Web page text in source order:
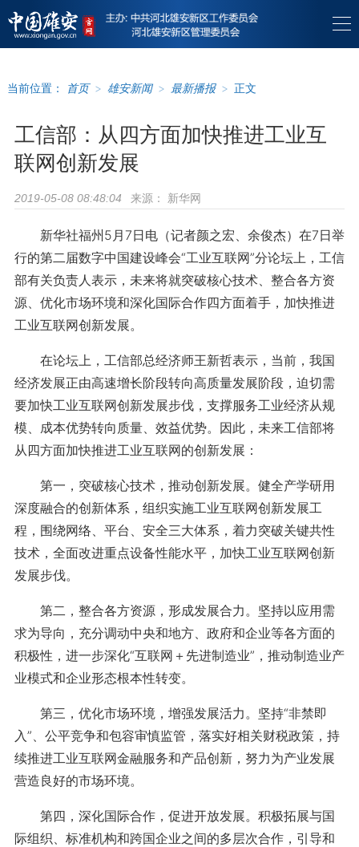
当前位置： 首页 > 雄安新闻 > 最新播报 > 正文
工信部：从四方面加快推进工业互
联网创新发展
2019-05-08 08:48:04 来源： 新华网
新华社福州5月7日电（记者颜之宏、余俊杰）在7日举
行的第二届数字中国建设峰会“工业互联网”分论坛上，工信
部有关负责人表示，未来将就突破核心技术、整合各方资
源、优化市场环境和深化国际合作四方面着手，加快推进
工业互联网创新发展。
在论坛上，工信部总经济师王新哲表示，当前，我国
经济发展正由高速增长阶段转向高质量发展阶段，迫切需
要加快工业互联网创新发展步伐，支撑服务工业经济从规
模、成本优势转向质量、效益优势。因此，未来工信部将
从四方面加快推进工业互联网的创新发展：
第一，突破核心技术，推动创新发展。健全产学研用
深度融合的创新体系，组织实施工业互联网创新发展工
程，围绕网络、平台、安全三大体系，着力突破关键共性
技术，全面改进重点设备性能水平，加快工业互联网创新
发展步伐。
第二，整合各方资源，形成发展合力。坚持以应用需
求为导向，充分调动中央和地方、政府和企业等各方面的
积极性，进一步深化“互联网＋先进制造业”，推动制造业产
业模式和企业形态根本性转变。
第三，优化市场环境，增强发展活力。坚持“非禁即
入”、公平竞争和包容审慎监管，落实好相关财税政策，持
续推进工业互联网金融服务和产品创新，努力为产业发展
营造良好的市场环境。
第四，深化国际合作，促进开放发展。积极拓展与国
际组织、标准机构和跨国企业之间的多层次合作，引导和